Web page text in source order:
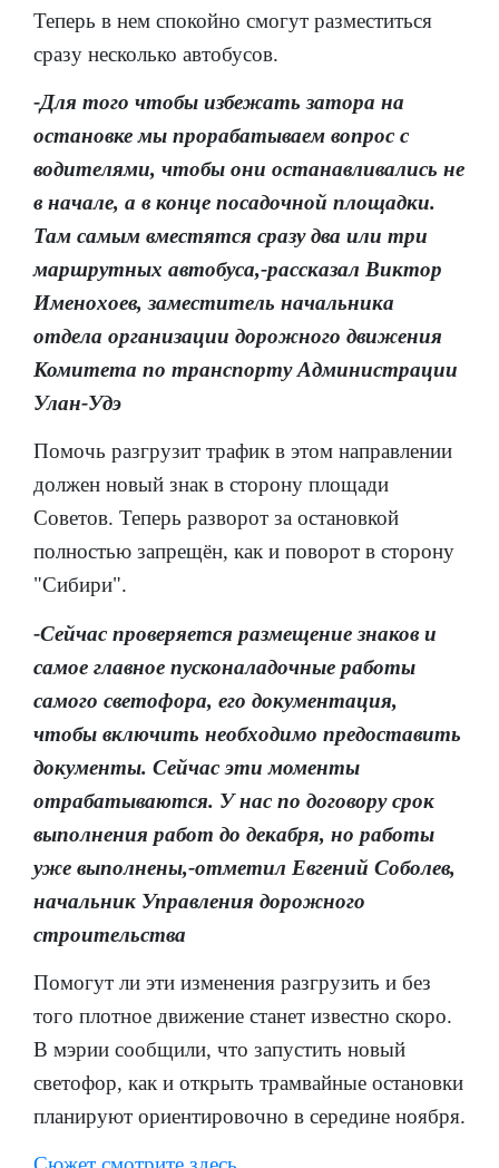
Теперь в нем спокойно смогут разместиться
сразу несколько автобусов.
-Для того чтобы избежать затора на
остановке мы прорабатываем вопрос с
водителями, чтобы они останавливались не
в начале, а в конце посадочной площадки.
Там самым вместятся сразу два или три
маршрутных автобуса,-рассказал Виктор
Именохоев, заместитель начальника
отдела организации дорожного движения
Комитета по транспорту Администрации
Улан-Удэ
Помочь разгрузит трафик в этом направлении
должен новый знак в сторону площади
Советов. Теперь разворот за остановкой
полностью запрещён, как и поворот в сторону
"Сибири".
-Сейчас проверяется размещение знаков и
самое главное пусконаладочные работы
самого светофора, его документация,
чтобы включить необходимо предоставить
документы. Сейчас эти моменты
отрабатываются. У нас по договору срок
выполнения работ до декабря, но работы
уже выполнены,-отметил Евгений Соболев,
начальник Управления дорожного
строительства
Помогут ли эти изменения разгрузить и без
того плотное движение станет известно скоро.
В мэрии сообщили, что запустить новый
светофор, как и открыть трамвайные остановки
планируют ориентировочно в середине ноября.